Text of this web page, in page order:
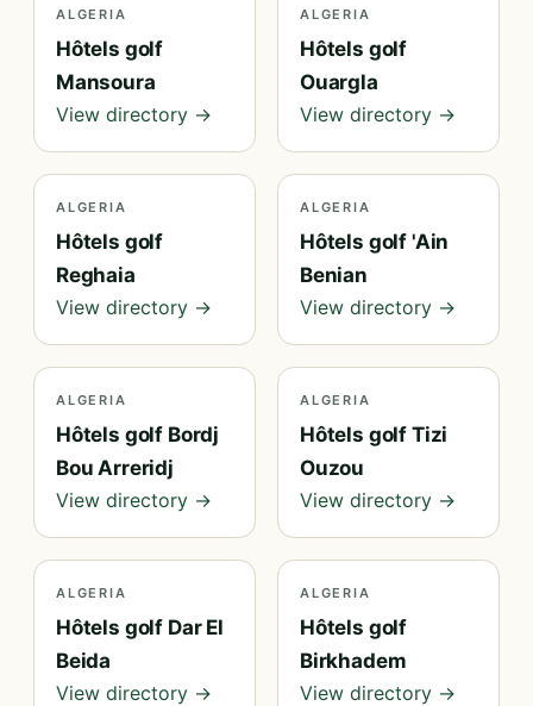
ALGERIA
Hôtels golf
Mansoura
View directory →
ALGERIA
Hôtels golf
Ouargla
View directory →
ALGERIA
Hôtels golf
Reghaia
View directory →
ALGERIA
Hôtels golf 'Ain
Benian
View directory →
ALGERIA
Hôtels golf Bordj
Bou Arreridj
View directory →
ALGERIA
Hôtels golf Tizi
Ouzou
View directory →
ALGERIA
Hôtels golf Dar El
Beida
View directory →
ALGERIA
Hôtels golf
Birkhadem
View directory →